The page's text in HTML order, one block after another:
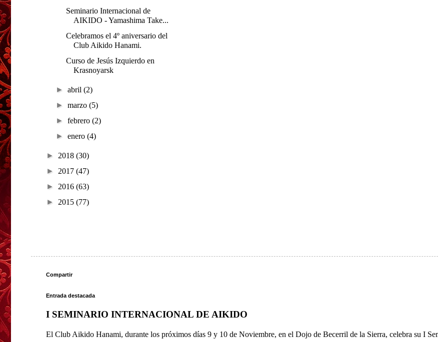
Seminario Internacional de
AIKIDO - Yamashima Take...
Celebramos el 4º aniversario del
Club Aikido Hanami.
Curso de Jesús Izquierdo en
Krasnoyarsk
►abril(2)
►marzo(5)
►febrero(2)
►enero(4)
► 2018 (30)
► 2017 (47)
► 2016 (63)
► 2015 (77)
Compartir
Entrada destacada
I SEMINARIO INTERNACIONAL DE AIKIDO
El Club Aikido Hanami, durante los próximos días 9 y 10 de Noviembre, en el Dojo de Becerril de la Sierra, celebra su I